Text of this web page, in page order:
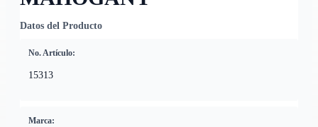
Datos del Producto
No. Artículo:
15313
Marca: